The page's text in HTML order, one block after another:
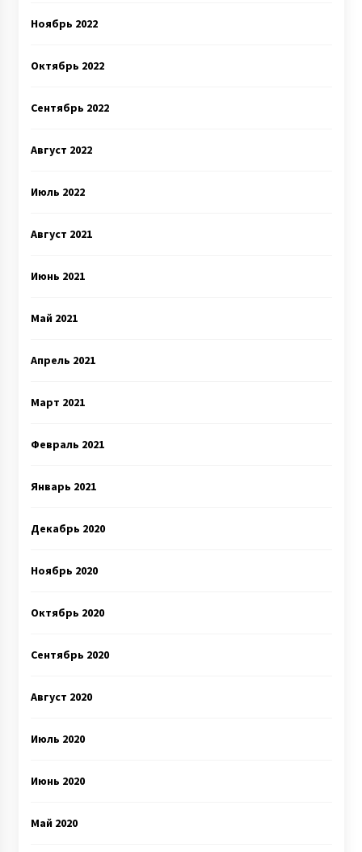
Ноябрь 2022
Октябрь 2022
Сентябрь 2022
Август 2022
Июль 2022
Август 2021
Июнь 2021
Май 2021
Апрель 2021
Март 2021
Февраль 2021
Январь 2021
Декабрь 2020
Ноябрь 2020
Октябрь 2020
Сентябрь 2020
Август 2020
Июль 2020
Июнь 2020
Май 2020